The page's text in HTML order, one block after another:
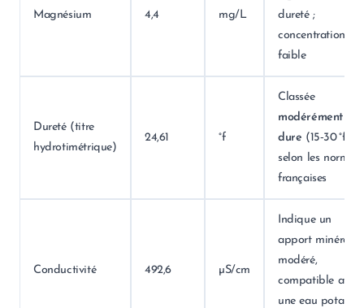
Magnésium 4,4 mg/L
dureté ;
concentration
faible
Dureté (titre
hydrotimétrique)
24,61 °f
Classée
modérément
dure (15‑30 °f)
selon les normes
françaises
Conductivité 492,6 µS/cm
Indique un
apport minéral
modéré,
compatible avec
une eau potable